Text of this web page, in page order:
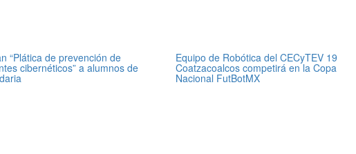
“Plática de prevención de
cibernéticos” a alumnos de
Equipo de Robótica del CECyTEV 19
Coatzacoalcos competirá en la Copa
Nacional FutBotMX